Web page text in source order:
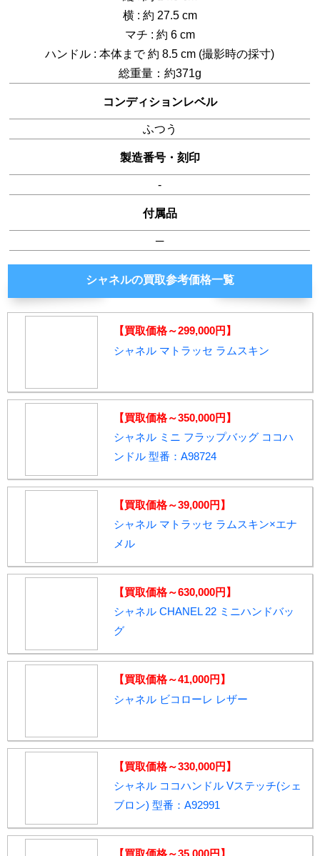
横 : 約 27.5 cm
マチ : 約 6 cm
ハンドル : 本体まで 約 8.5 cm (撮影時の採寸)
総重量：約371g
コンディションレベル
ふつう
製造番号・刻印
-
付属品
─
シャネルの買取参考価格一覧
【買取価格～299,000円】
シャネル マトラッセ ラムスキン
【買取価格～350,000円】
シャネル ミニ フラップバッグ ココハ
ンドル 型番：A98724
【買取価格～39,000円】
シャネル マトラッセ ラムスキン×エナ
メル
【買取価格～630,000円】
シャネル CHANEL 22 ミニハンドバッ
グ
【買取価格～41,000円】
シャネル ビコローレ レザー
【買取価格～330,000円】
シャネル ココハンドル Vステッチ(シェ
ブロン) 型番：A92991